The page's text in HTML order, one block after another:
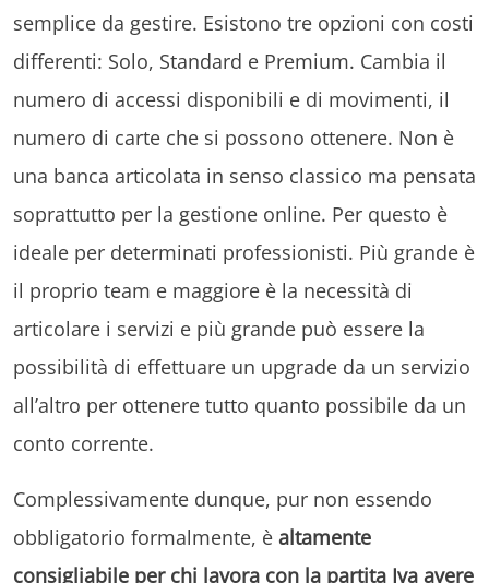
semplice da gestire. Esistono tre opzioni con costi
differenti: Solo, Standard e Premium. Cambia il
numero di accessi disponibili e di movimenti, il
numero di carte che si possono ottenere. Non è
una banca articolata in senso classico ma pensata
soprattutto per la gestione online. Per questo è
ideale per determinati professionisti. Più grande è
il proprio team e maggiore è la necessità di
articolare i servizi e più grande può essere la
possibilità di effettuare un upgrade da un servizio
all’altro per ottenere tutto quanto possibile da un
conto corrente.
Complessivamente dunque, pur non essendo
obbligatorio formalmente, è altamente
consigliabile per chi lavora con la partita Iva avere